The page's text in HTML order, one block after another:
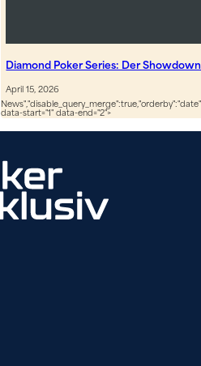
Diamond Poker Series: Der
April 15, 2026
data-start="1" data-end="2">